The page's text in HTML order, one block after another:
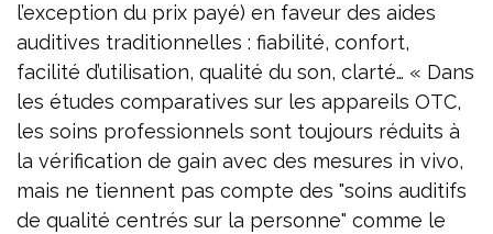
l’exception du prix payé) en faveur des aides
auditives traditionnelles : fiabilité, confort,
facilité d’utilisation, qualité du son, clarté… « Dans
les études comparatives sur les appareils OTC,
les soins professionnels sont toujours réduits à
la vérification de gain avec des mesures in vivo,
mais ne tiennent pas compte des "soins auditifs
de qualité centrés sur la personne" comme le